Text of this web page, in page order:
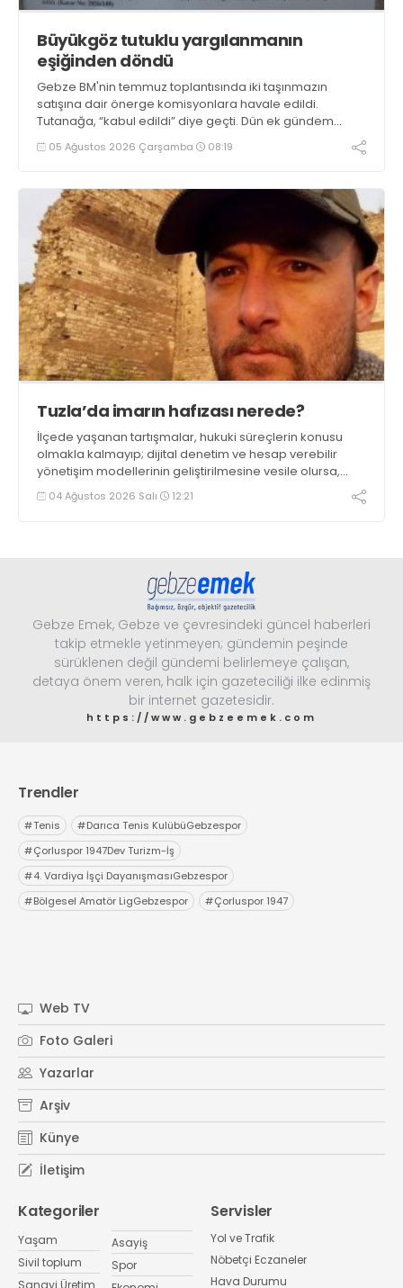
Büyükgöz tutuklu yargılanmanın
eşiğinden döndü
Gebze BM'nin temmuz toplantısında iki taşınmazın
satışına dair önerge komisyonlara havale edildi.
Tutanağa, “kabul edildi” diye geçti. Dün ek gündem
maddesiyle fiili durum düzeltilmesine gidildi. Ola ki yerler
satılsa Zinnur Büyükgöz ileride delil karartmasın diye,
05 Ağustos 2026 Çarşamba 08:19
Tuzla’da imarın hafızası nerede?
İlçede yaşanan tartışmalar, hukuki süreçlerin konusu
olmakla kalmayıp; dijital denetim ve hesap verebilir
yönetişim modellerinin geliştirilmesine vesile olursa,
Tuzla belki de Türkiye'de Computational Municipalism
anlayışının ilk gerçek uygulama alanlarından biri hâline
04 Ağustos 2026 Salı 12:21
Gebze Emek, Gebze ve çevresindeki güncel haberleri
takip etmekle yetinmeyen; gündemin peşinde
sürüklenen değil gündemi belirlemeye çalışan,
detaya önem veren, halk için gazeteciliği ilke edinmiş
bir internet gazetesidir.
https://www.gebzeemek.com
Trendler
#Tenis #Darıca Tenis KulübüGebzespor
#Çorluspor 1947Dev Turizm-İş
#4. Vardiya İşçi DayanışmasıGebzespor
#Bölgesel Amatör LigGebzespor #Çorluspor 1947
Web TV
Foto Galeri
Yazarlar
Arşiv
Künye
İletişim
Kategoriler
Yaşam
Sivil toplum
Sanayi Üretim
Asayiş
Spor
Servisler
Yol ve Trafik
Nöbetçi Eczaneler
Hava Durumu